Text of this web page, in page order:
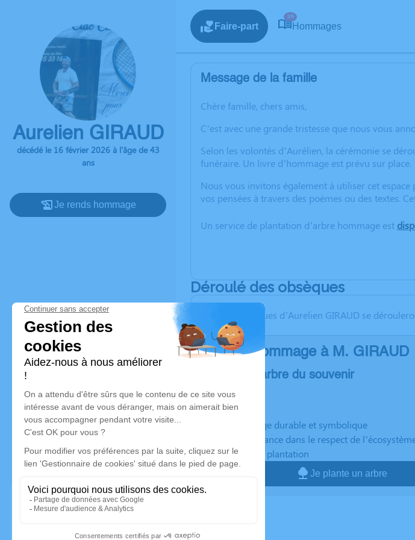
Aurelien GIRAUD
décédé le 16 février 2026 à l'âge de 43
ans
Je rends hommage
Faire-part
109
Hommages
Message de la famille
Chère famille, chers amis,
C’est avec une grande tristesse que nous vous
Selon les volontés d’Aurélien, la cérémonie se
funéraire. Un livre d’hommage est prévu sur place.
Nous vous invitons également à utiliser cet
vos pensées à travers des poèmes ou des textes.
Un service de plantation d’arbre hommage est
Déroulé des obsèques
Les obsèques d’Aurelien GIRAUD se
Rendez hommage à M. GIRAUD
Plantez un arbre du souvenir
Un hommage durable et symbolique
Planté en France dans le respect de
Certificat de plantation
Je plante un arbre